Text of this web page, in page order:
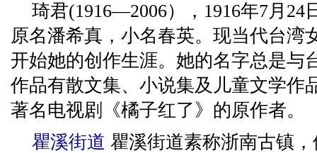
琦君(1916—2006），1916年7月24
原名潘希真，小名春英。现当代台湾
开始她的创作生涯。她的名字总是与
作品有散文集、小说集及儿童文学作
著名电视剧《橘子红了》的原作者。
瞿溪街道 瞿溪街道素称浙南古镇